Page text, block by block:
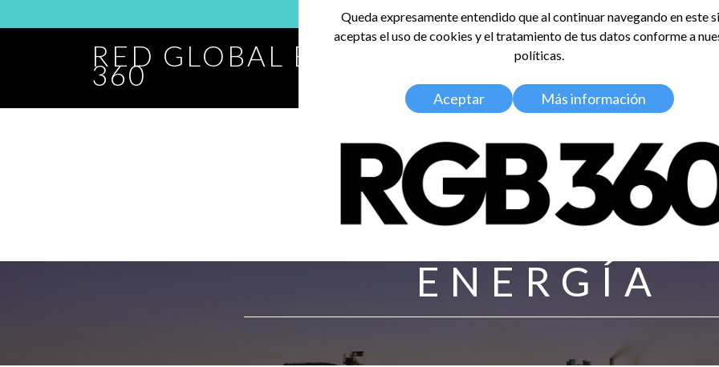
RED GLOBAL BALDOSA
360
ENERGÍA
Queda expresamente entendido que al continuar navegando en este
aceptas el uso de cookies y el tratamiento de tus datos conforme a
políticas.
Aceptar Más información